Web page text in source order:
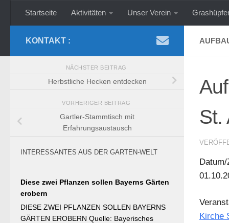
Startseite Aktivitäten Unser Verein
St.
Datum/
Kirche
KONTAKT :
NÄCHSTER BEITRAG
Herbstliche Hecken entdecken
VORHERIGER BEITRAG
Gartler-Stammtisch mit
Erfahrungsaustausch
INTERESSANTES AUS DER GARTEN-WELT
Diese zwei Pflanzen sollen Bayerns Gärten
erobern
DIESE ZWEI PFLANZEN SOLLEN BAYERNS
GÄRTEN EROBERN Quelle: Bayerisches